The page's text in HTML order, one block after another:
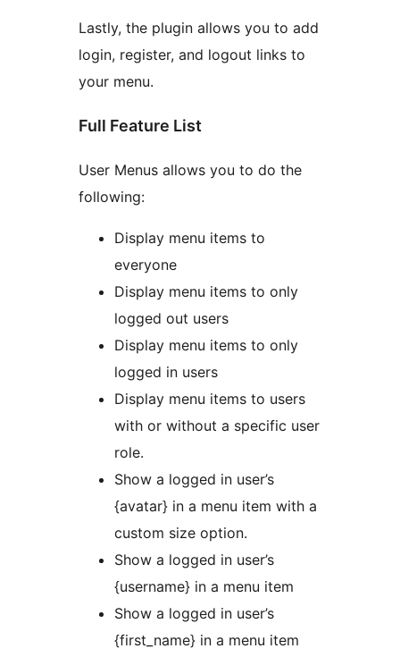
Lastly, the plugin allows you to add
login, register, and logout links to
your menu.
Full Feature List
User Menus allows you to do the
following:
Display menu items to
everyone
Display menu items to only
logged out users
Display menu items to only
logged in users
Display menu items to users
with or without a specific user
role.
Show a logged in user’s
{avatar} in a menu item with a
custom size option.
Show a logged in user’s
{username} in a menu item
Show a logged in user’s
{first_name} in a menu item